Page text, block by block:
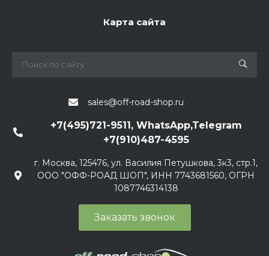
Карта сайта
sales@off-road-shop.ru
+7(495)721-9511, WhatsApp,Telegram
+7(910)487-4595
г. Москва, 125476, ул. Василия Петушкова, 3к3, стр.1,
ООО "ОФФ-РОАД ШОП", ИНН 7743681560, ОГРН
1087746314138
Заказать звонок